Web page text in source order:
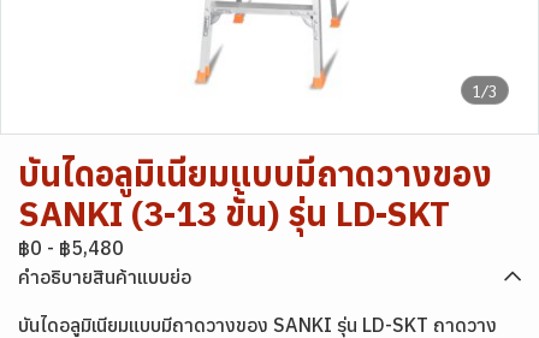
1/3
บันไดอลูมิเนียมแบบมีถาดวางของ
SANKI (3-13 ขั้น) รุ่น LD-SKT
฿0 - ฿5,480
คำอธิบายสินค้าแบบย่อ
บันไดอลูมิเนียมแบบมีถาดวางของ SANKI รุ่น LD-SKT ถาดวาง